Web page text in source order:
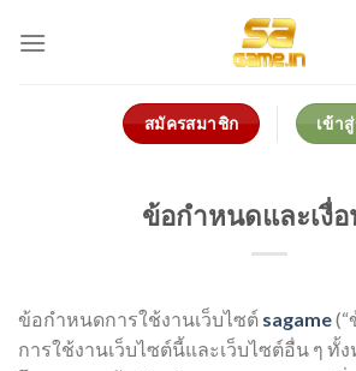
สมัครสมาชิก เข้า
ข้อกำหนดและเงื่
ข้อกำหนดการใช้งานเว็บไซต์ sagame
การใช้งานเว็บไซต์นี้และเว็บไซต์อื่น ๆ ทั้